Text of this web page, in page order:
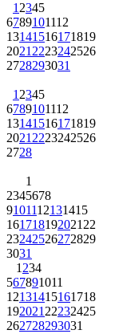
1 2345
6789101112
13141516171819
2021 2223242526
2728293031
1 2345
6789101112
13141516171819
2021 2223242526
2728
1
2345678
9101112131415
161718192021 22
23242526272829
3031
1 234
567891011
12131415161718
192021 22232425
262728293031